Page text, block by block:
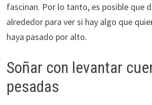
fascinan. Por lo tanto, es posible que
alrededor para ver si hay algo que
haya pasado por alto.
Soñar con levantar
pesadas